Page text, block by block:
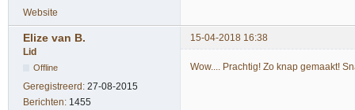
Website
Elize van B.
15-04-2018 16:38
Lid
Offline
Geregistreerd: 27-08-2015
Berichten: 1455
Wow.... Prachtig! Zo knap gemaakt!